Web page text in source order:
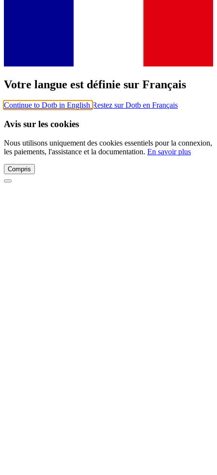
Votre langue est définie sur Français
Continue to Dotb in English Restez sur Dotb en Français
Avis sur les cookies
Nous utilisons uniquement des cookies essentiels pour la connexion,
les paiements, l'assistance et la documentation. En savoir plus
Compris